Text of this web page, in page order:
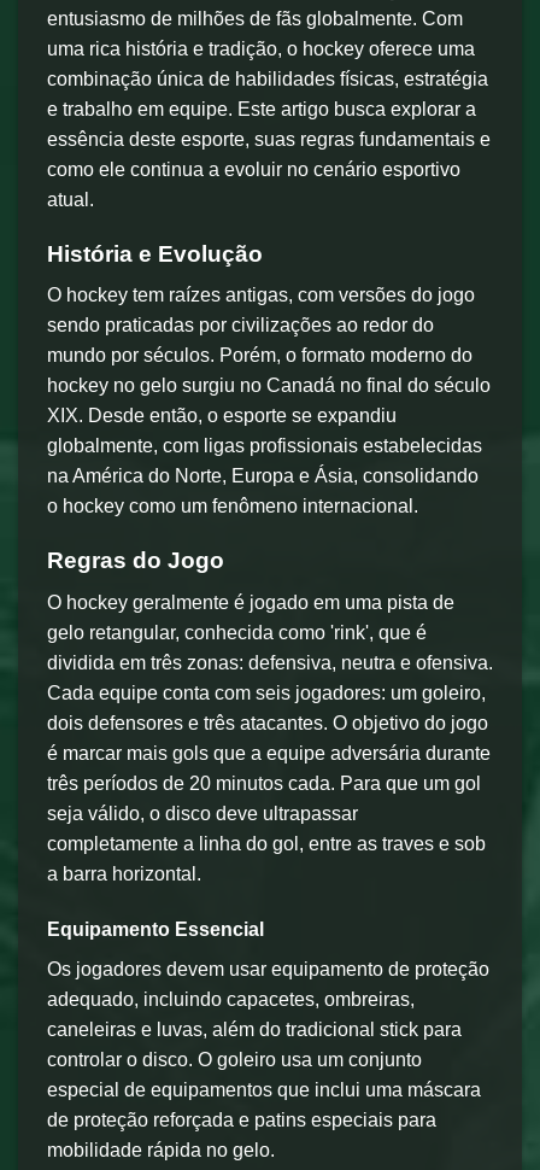
entusiasmo de milhões de fãs globalmente. Com
uma rica história e tradição, o hockey oferece uma
combinação única de habilidades físicas, estratégia
e trabalho em equipe. Este artigo busca explorar a
essência deste esporte, suas regras fundamentais e
como ele continua a evoluir no cenário esportivo
atual.
História e Evolução
O hockey tem raízes antigas, com versões do jogo
sendo praticadas por civilizações ao redor do
mundo por séculos. Porém, o formato moderno do
hockey no gelo surgiu no Canadá no final do século
XIX. Desde então, o esporte se expandiu
globalmente, com ligas profissionais estabelecidas
na América do Norte, Europa e Ásia, consolidando
o hockey como um fenômeno internacional.
Regras do Jogo
O hockey geralmente é jogado em uma pista de
gelo retangular, conhecida como 'rink', que é
dividida em três zonas: defensiva, neutra e ofensiva.
Cada equipe conta com seis jogadores: um goleiro,
dois defensores e três atacantes. O objetivo do jogo
é marcar mais gols que a equipe adversária durante
três períodos de 20 minutos cada. Para que um gol
seja válido, o disco deve ultrapassar
completamente a linha do gol, entre as traves e sob
a barra horizontal.
Equipamento Essencial
Os jogadores devem usar equipamento de proteção
adequado, incluindo capacetes, ombreiras,
caneleiras e luvas, além do tradicional stick para
controlar o disco. O goleiro usa um conjunto
especial de equipamentos que inclui uma máscara
de proteção reforçada e patins especiais para
mobilidade rápida no gelo.